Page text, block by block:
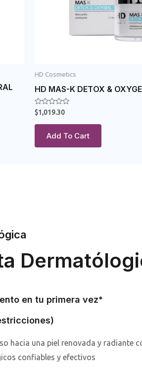
HD Cosmetics
HD MAS-K DETOX &
Rated
0
out
$1,019.30
Add To Cart
en tu primera vez*
hacia una piel renovada y radiante
confiables y efectivos